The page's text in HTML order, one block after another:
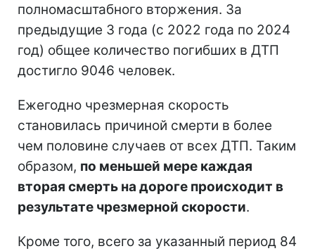
полномасштабного вторжения. За
предыдущие 3 года (с 2022 года по 2024
год) общее количество погибших в ДТП
достигло 9046 человек.
Ежегодно чрезмерная скорость
становилась причиной смерти в более
чем половине случаев от всех ДТП. Таким
образом, по меньшей мере каждая
вторая смерть на дороге происходит в
результате чрезмерной скорости.
Кроме того, всего за указанный период 84